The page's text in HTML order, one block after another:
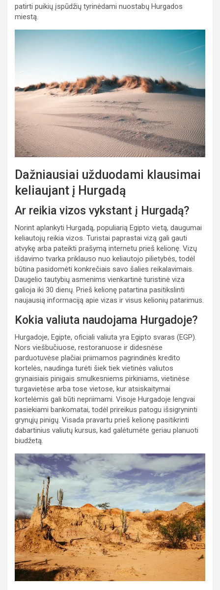
patirti puikių įspūdžių tyrinėdami nuostabų Hurgados
miestą.
Dažniausiai užduodami klausimai
keliaujant į Hurgadą
Ar reikia vizos vykstant į Hurgadą?
Norint aplankyti Hurgadą, populiarią Egipto vietą, daugumai
keliautojų reikia vizos. Turistai paprastai vizą gali gauti
atvykę arba pateikti prašymą internetu prieš kelionę. Vizų
išdavimo tvarka priklauso nuo keliautojo pilietybės, todėl
būtina pasidomėti konkrečiais savo šalies reikalavimais.
Daugelio tautybių asmenims vienkartinė turistinė viza
galioja iki 30 dienų. Prieš kelionę patartina pasitikslinti
naujausią informaciją apie vizas ir visus kelionių patarimus.
Kokia valiuta naudojama Hurgadoje?
Hurgadoje, Egipte, oficiali valiuta yra Egipto svaras (EGP).
Nors viešbučiuose, restoranuose ir didesnėse
parduotuvėse plačiai priimamos pagrindinės kredito
kortelės, naudinga turėti šiek tiek vietinės valiutos
grynaisiais pinigais smulkesniems pirkiniams, vietinėse
turgavietėse arba tose vietose, kur atsiskaitymai
kortelėmis gali būti nepriimami. Visoje Hurgadoje lengvai
pasiekiami bankomatai, todėl prireikus patogu išsigryninti
grynųjų pinigų. Visada pravartu prieš kelionę pasitikrinti
dabartinius valiutų kursus, kad galėtumėte geriau planuoti
biudžetą.